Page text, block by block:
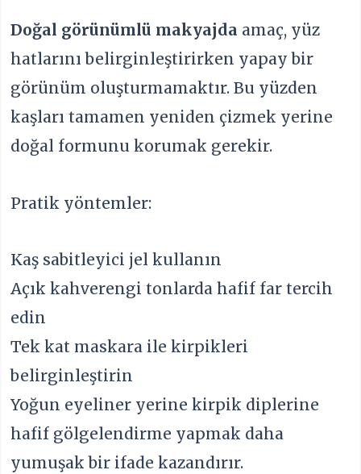
Doğal görünümlü makyajda amaç, yüz
hatlarını belirginleştirirken yapay bir
görünüm oluşturmamaktır. Bu yüzden
kaşları tamamen yeniden çizmek yerine
doğal formunu korumak gerekir.
Pratik yöntemler:
Kaş sabitleyici jel kullanın
Açık kahverengi tonlarda hafif far tercih
edin
Tek kat maskara ile kirpikleri
belirginleştirin
Yoğun eyeliner yerine kirpik diplerine
hafif gölgelendirme yapmak daha
yumuşak bir ifade kazandırır.